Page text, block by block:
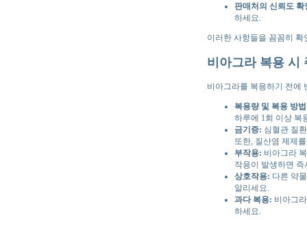
판매처의 신뢰도 확
하세요.
이러한 사항들을 꼼꼼히
비아그라 복용 시
비아그라를 복용하기 전에
복용량 및 복용 방
하루에 1회 이상 복
금기증: 심혈관 질
또한, 질산염 제제
부작용: 비아그라
작용이 발생하면
상호작용: 다른 약
알리세요.
과다 복용: 비아그
하세요.